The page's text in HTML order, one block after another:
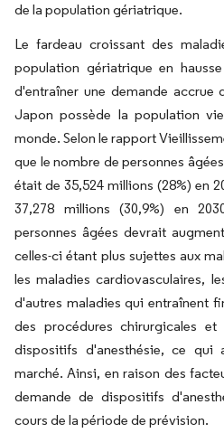
de la population gériatrique.
Le fardeau croissant des
population gériatrique en
d'entraîner une demande accrue
Japon possède la population
monde. Selon le rapport
que le nombre de personnes
était de 35,524 millions (28%) en
37,278 millions (30,9%) en
personnes âgées devrait
celles-ci étant plus sujettes aux
les maladies cardiovasculaires,
d'autres maladies qui entraînent
des procédures chirurgicales
dispositifs d'anesthésie, ce
marché. Ainsi, en raison des
demande de dispositifs
cours de la période de prévision.